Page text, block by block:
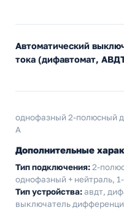
Автоматический
тока (дифавтомат,
однофазный 2-полюсный
А
Дополнительные
Тип подключения:2-
однофазный + нейтраль,
Тип устройства:авдт,
выключатель